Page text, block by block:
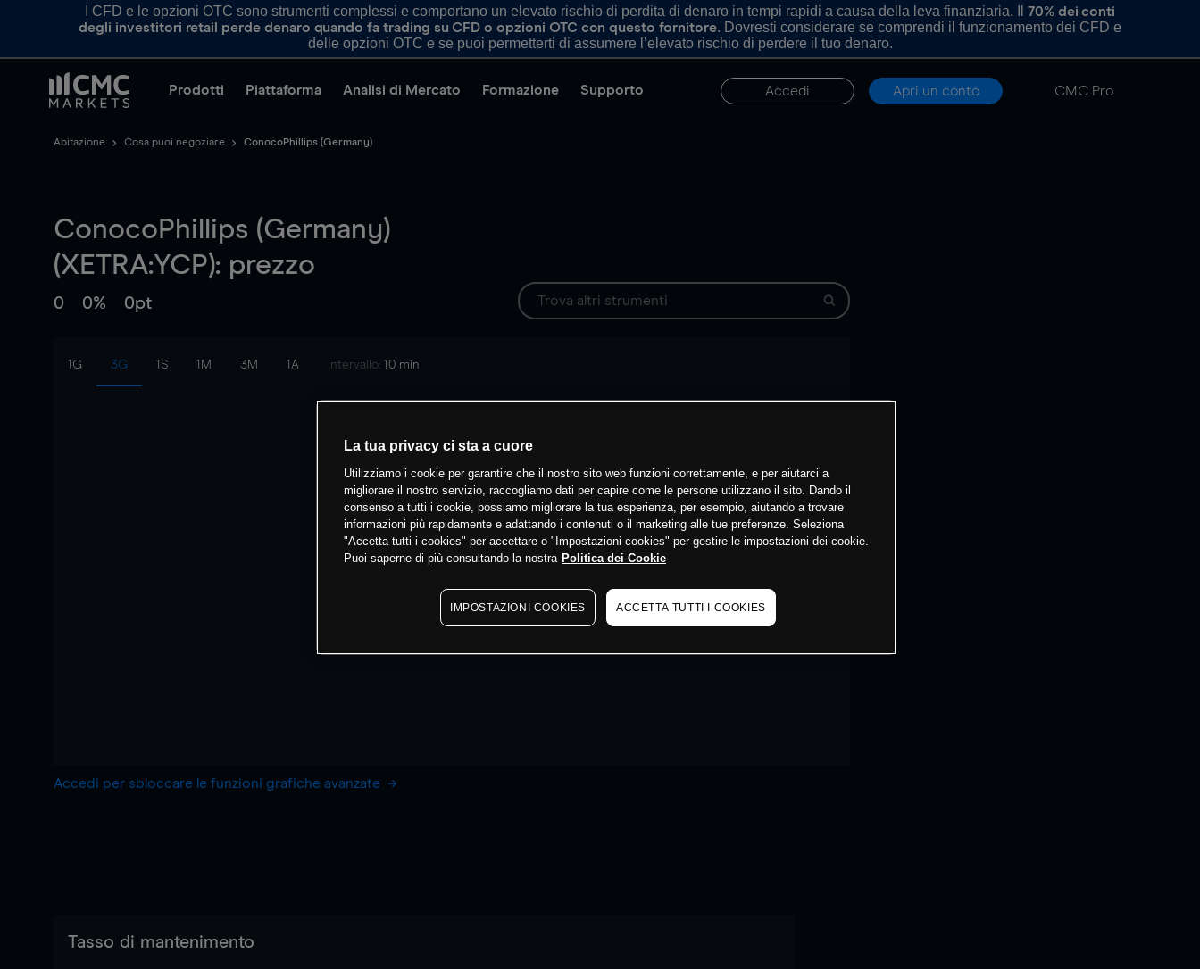
I CFD e le opzioni OTC sono strumenti complessi e comportano un elevato rischio di perdita di denaro in tempi rapidi a causa della leva finanziaria. Il 70% dei conti
degli investitori retail perde denaro quando fa trading su CFD o opzioni OTC con questo fornitore. Dovresti considerare se comprendi il funzionamento dei CFD e
delle opzioni OTC e se puoi permetterti di assumere l’elevato rischio di perdere il tuo denaro.
Prodotti Piattaforma Analisi di Mercato Formazione Supporto Accedi Apri un conto CMC Pro
Abitazione Cosa puoi negoziare ConocoPhillips (Germany)
ConocoPhillips (Germany)
(XETRA:YCP): prezzo
0 0% 0pt
1G 3G 1S 1M 3M 1A Intervallo: 10 min
Accedi per sbloccare le funzioni grafiche avanzate
Tasso di mantenimento
La tua privacy ci sta a cuore
Utilizziamo i cookie per garantire che il nostro sito web funzioni correttamente, e per aiutarci a
migliorare il nostro servizio, raccogliamo dati per capire come le persone utilizzano il sito. Dando il
consenso a tutti i cookie, possiamo migliorare la tua esperienza, per esempio, aiutando a trovare
informazioni più rapidamente e adattando i contenuti o il marketing alle tue preferenze. Seleziona
"Accetta tutti i cookies" per accettare o "Impostazioni cookies" per gestire le impostazioni dei cookie.
Puoi saperne di più consultando la nostra Politica dei Cookie
IMPOSTAZIONI COOKIES ACCETTA TUTTI I COOKIES